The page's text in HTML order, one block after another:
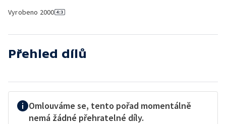
Vyrobeno 2000
Přehled dílů
Omlouváme se, tento pořad momentálně
nemá žádné přehratelné díly.